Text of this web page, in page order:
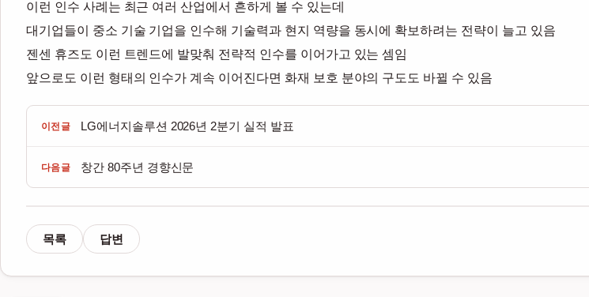
이런 인수 사례는 최근 여러 산업에서 흔하게 볼 수 있는데
대기업들이 중소 기술 기업을 인수해 기술력과 현지 역량을 동시에 확보하려는 전략이 늘고 있음
젠센 휴즈도 이런 트렌드에 발맞춰 전략적 인수를 이어가고 있는 셈임
앞으로도 이런 형태의 인수가 계속 이어진다면 화재 보호 분야의 구도도 바뀔 수 있음
이전글 LG에너지솔루션 2026년 2분기 실적 발표
다음글 창간 80주년 경향신문
목록 답변